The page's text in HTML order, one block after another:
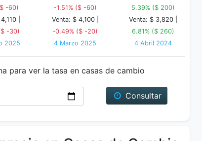
-60)
|
-30)
2025
-1.51% ($ -60)
Venta: $ 4,100 |
-0.49% ($ -20)
4 Marzo 2025
5.39% ($ 200)
Venta: $ 3,820 |
6.81% ($ 260)
4 Abril 2024
para ver la tasa en casas de cambio
Consultar